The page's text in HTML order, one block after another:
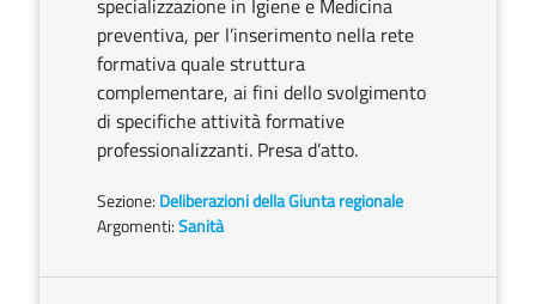
specializzazione in Igiene e Medicina
preventiva, per l’inserimento nella rete
formativa quale struttura
complementare, ai fini dello svolgimento
di specifiche attività formative
professionalizzanti. Presa d’atto.
Sezione: Deliberazioni della Giunta regionale
Argomenti:Sanità